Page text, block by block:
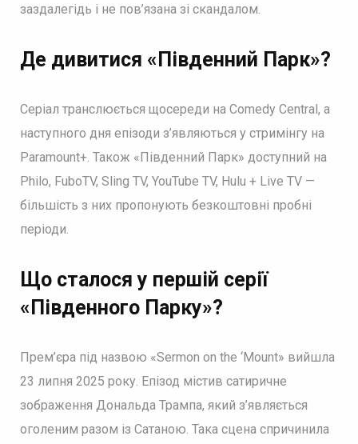
заздалегідь і не пов’язана зі скандалом.
Де дивитися «Південний Парк»?
Серіал транслюється щосереди на Comedy Central, а
наступного дня епізоди з’являються у стримінгу на
Paramount+. Також «Південний Парк» доступний на
Philo, FuboTV, Sling TV, YouTube TV, Hulu + Live TV —
більшість з них пропонують безкоштовні пробні
періоди.
Що сталося у першій серії
«Південного Парку»?
Прем’єра під назвою «Sermon on the ‘Mount» вийшла
23 липня 2025 року. Епізод містив сатиричне
зображення Дональда Трампа, який з’являється
оголеним разом із Сатаною. Така сцена спричинила